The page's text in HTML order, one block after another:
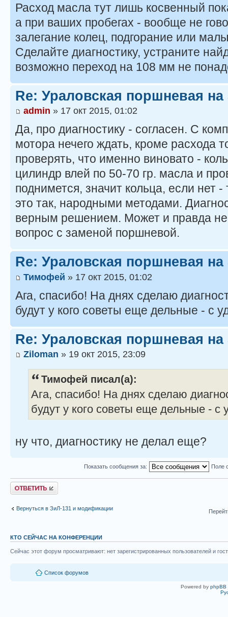
Расход масла тут лишь косвенный
а при ваших пробегах - вообще не
залегание колец, подгорание или
Сделайте диагностику, устраните
возможно переход на 108 мм не
Re: Ураловская поршневая
admin » 17 окт 2015, 01:02
Да, про диагностику - согласен. С
мотора нечего ждать, кроме расхода
проверять, что именно виновато -
цилиндр влей по 50-70 гр. масла и
поднимется, значит кольца, если нет
это так, народными методами.
верным решением. Может и правда
вопрос с заменой поршневой.
Re: Ураловская поршневая
Тимофей » 17 окт 2015, 01:02
Ага, спасибо! На днях сделаю
будут у кого советы еще дельные - с
Re: Ураловская поршневая
Ziloman » 19 окт 2015, 23:09
Тимофей писал(а):
Ага, спасибо! На днях сделаю
будут у кого советы еще дельные - с
ну что, диагностику не делал еще?
Показать сообщения за: Поле
Ответить
Вернуться в ЗиЛ-131 и модификации
КТО СЕЙЧАС НА КОНФЕРЕНЦИИ
Сейчас этот форум просматривают: нет зарегистрированных пользователей и
Список форумов
Powered by phpBB